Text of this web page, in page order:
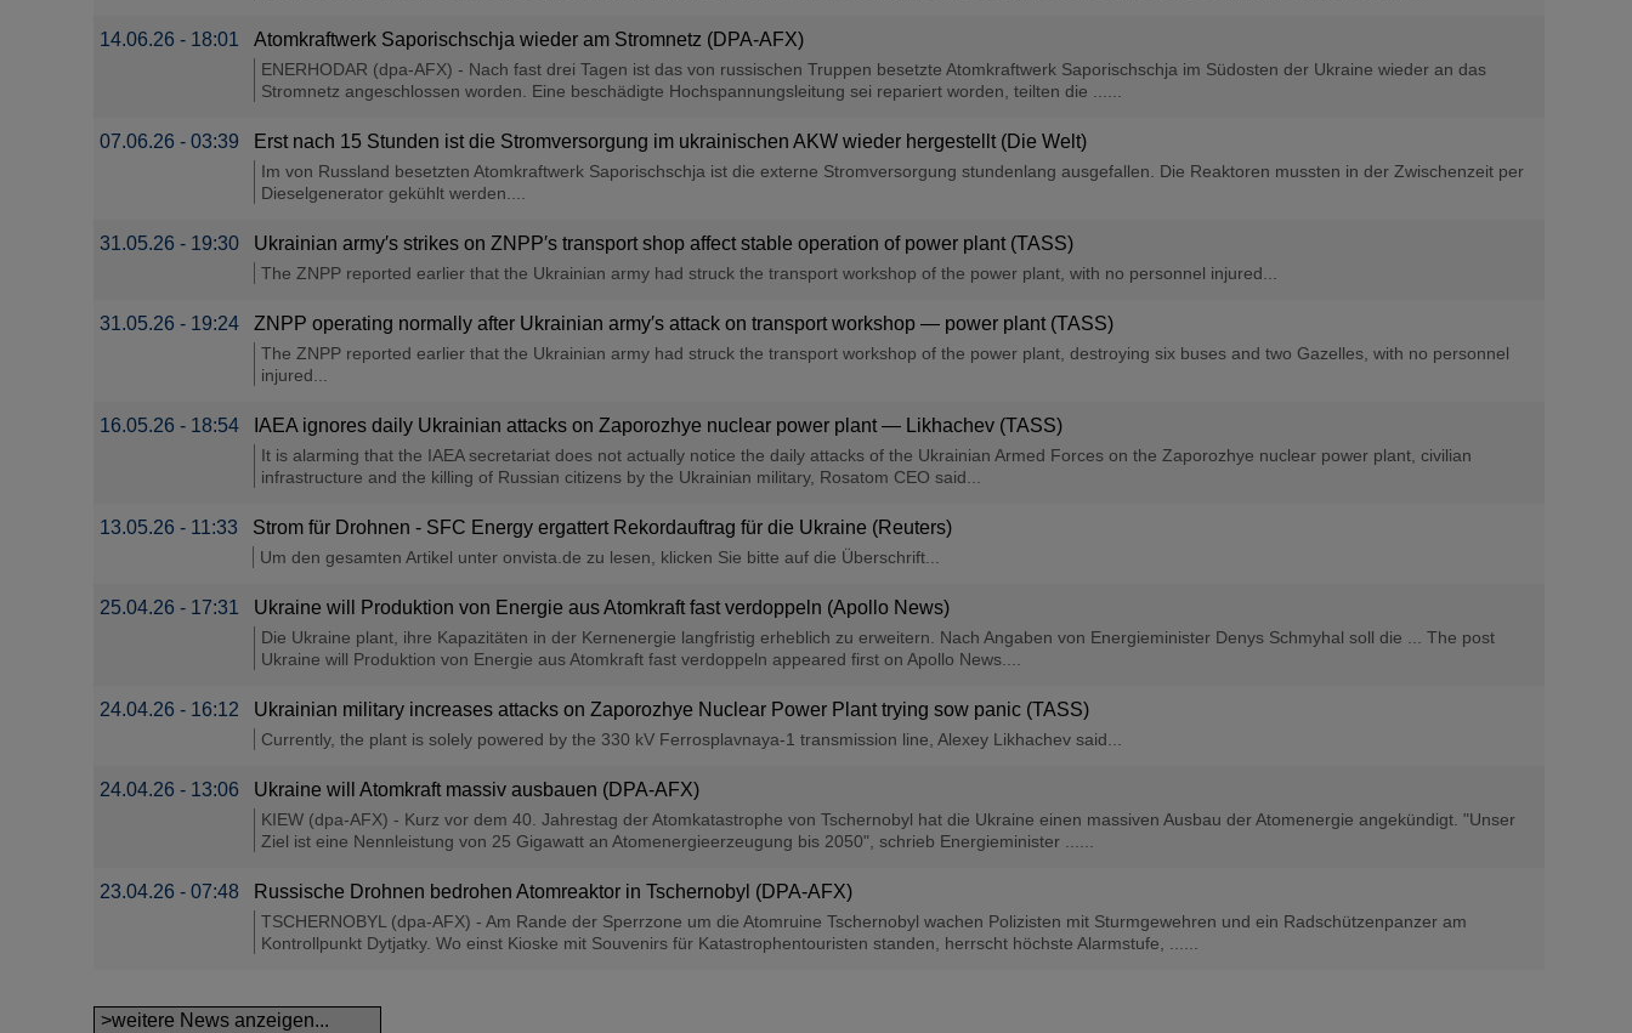
14.06.26 - 18:01 Atomkraftwerk Saporischschja wieder am Stromnetz (DPA-AFX)
ENERHODAR (dpa-AFX) - Nach fast drei Tagen ist das von russischen Truppen besetzte Atomkraftwerk Saporischschja im Südosten der Ukraine wieder an das
Stromnetz angeschlossen worden. Eine beschädigte Hochspannungsleitung sei repariert worden, teilten die ......
07.06.26 - 03:39 Erst nach 15 Stunden ist die Stromversorgung im ukrainischen AKW wieder hergestellt (Die Welt)
Im von Russland besetzten Atomkraftwerk Saporischschja ist die externe Stromversorgung stundenlang ausgefallen. Die Reaktoren mussten in der Zwischenzeit per
Dieselgenerator gekühlt werden....
31.05.26 - 19:30 Ukrainian army′s strikes on ZNPP′s transport shop affect stable operation of power plant (TASS)
The ZNPP reported earlier that the Ukrainian army had struck the transport workshop of the power plant, with no personnel injured...
31.05.26 - 19:24 ZNPP operating normally after Ukrainian army′s attack on transport workshop — power plant (TASS)
The ZNPP reported earlier that the Ukrainian army had struck the transport workshop of the power plant, destroying six buses and two Gazelles, with no personnel
injured...
16.05.26 - 18:54 IAEA ignores daily Ukrainian attacks on Zaporozhye nuclear power plant — Likhachev (TASS)
It is alarming that the IAEA secretariat does not actually notice the daily attacks of the Ukrainian Armed Forces on the Zaporozhye nuclear power plant, civilian
infrastructure and the killing of Russian citizens by the Ukrainian military, Rosatom CEO said...
13.05.26 - 11:33 Strom für Drohnen - SFC Energy ergattert Rekordauftrag für die Ukraine (Reuters)
Um den gesamten Artikel unter onvista.de zu lesen, klicken Sie bitte auf die Überschrift...
25.04.26 - 17:31 Ukraine will Produktion von Energie aus Atomkraft fast verdoppeln (Apollo News)
Die Ukraine plant, ihre Kapazitäten in der Kernenergie langfristig erheblich zu erweitern. Nach Angaben von Energieminister Denys Schmyhal soll die ... The post
Ukraine will Produktion von Energie aus Atomkraft fast verdoppeln appeared first on Apollo News....
24.04.26 - 16:12 Ukrainian military increases attacks on Zaporozhye Nuclear Power Plant trying sow panic (TASS)
Currently, the plant is solely powered by the 330 kV Ferrosplavnaya-1 transmission line, Alexey Likhachev said...
24.04.26 - 13:06 Ukraine will Atomkraft massiv ausbauen (DPA-AFX)
KIEW (dpa-AFX) - Kurz vor dem 40. Jahrestag der Atomkatastrophe von Tschernobyl hat die Ukraine einen massiven Ausbau der Atomenergie angekündigt. "Unser
Ziel ist eine Nennleistung von 25 Gigawatt an Atomenergieerzeugung bis 2050", schrieb Energieminister ......
23.04.26 - 07:48 Russische Drohnen bedrohen Atomreaktor in Tschernobyl (DPA-AFX)
TSCHERNOBYL (dpa-AFX) - Am Rande der Sperrzone um die Atomruine Tschernobyl wachen Polizisten mit Sturmgewehren und ein Radschützenpanzer am
Kontrollpunkt Dytjatky. Wo einst Kioske mit Souvenirs für Katastrophentouristen standen, herrscht höchste Alarmstufe, ......
>weitere News anzeigen...